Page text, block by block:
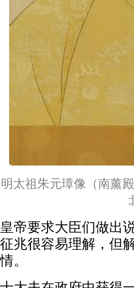
明太祖朱元璋像（南薰
皇帝要求大臣们做出
征兆很容易理解，但
情。